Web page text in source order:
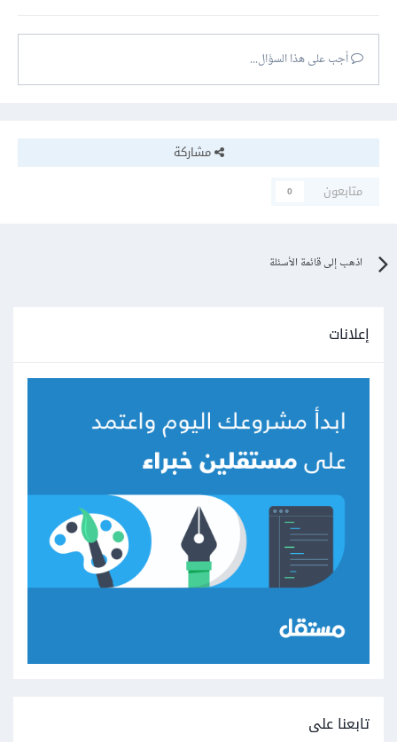
أجب على هذا السؤال...
مشاركة
متابعون
0
اذهب إلى قائمة الأسئلة
إعلانات
تابعنا على